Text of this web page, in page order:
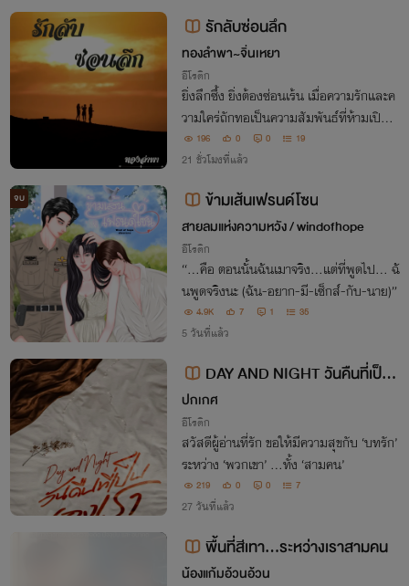
รักลับซ่อนลึก
ทองลำพา~จิ่นเหยา
อีโรติก
ยิ่งลึกซึ้ง ยิ่งต้องซ่อนเร้น เมื่อความรักและค
วามใคร่ถักทอเป็นความสัมพันธ์ที่ห้ามเปิดเผ
ย พวกเขาสามคนจึงเลือกที่จะฝังความลับไว้ใ
ห้ลึกที่สุด เพื่อรักษาความสุขของสามเราที่ไ
196 0 0 19
21 ชั่วโมงที่แล้ว
จบ ข้ามเส้นเฟรนด์​โซน
สายลมแห่งความหวัง / windofhope
อีโรติก
“...คือ ตอนนั้นฉันเมาจริง…แต่ที่พูดไป... ฉั
นพูดจริงนะ (ฉัน-อยาก-มี-เซ็กส์-กับ-นาย)”
4.9K 7 1 35
5 วันที่แล้ว
DAY AND NIGHT วันคืนที่เป็นข
องเรา
ปกเกศ
อีโรติก
สวัสดีผู้อ่านที่รัก ขอให้มีความสุขกับ ‘บทรัก’
ระหว่าง ‘พวกเขา’ ...ทั้ง ‘สามคน’
219 0 0 7
27 วันที่แล้ว
พื้นที่สีเทา...ระหว่างเราสามคน
น้องแก้มอ้วนอ้วน